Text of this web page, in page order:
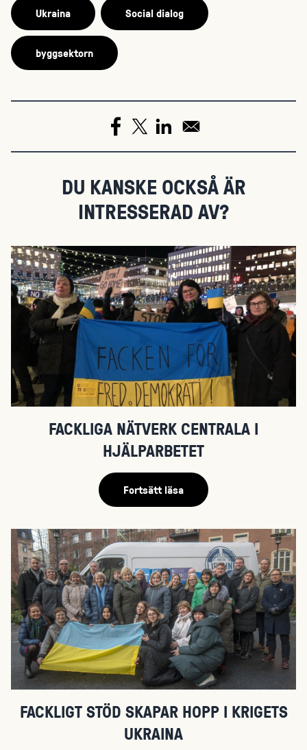
Ukraina Social dialog
byggsektorn
DU KANSKE OCKSÅ ÄR
INTRESSERAD AV?
FACKLIGA NÄTVERK CENTRALA I
HJÄLPARBETET
Fortsätt läsa
FACKLIGT STÖD SKAPAR HOPP I KRIGETS
UKRAINA